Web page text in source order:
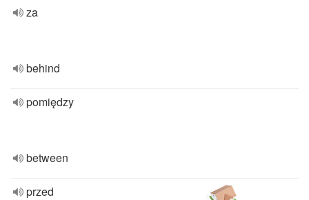
za
behind
pomiędzy
between
przed